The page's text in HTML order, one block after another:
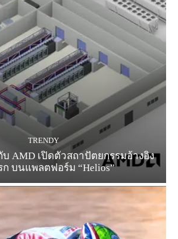
TRENDY
AMD เปิดตัวสถาปัตยกรรมอ้างอิง
ก บนแพลตฟอร์ม “Helios”